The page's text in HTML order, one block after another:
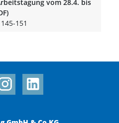
vom 28.4. bis
151